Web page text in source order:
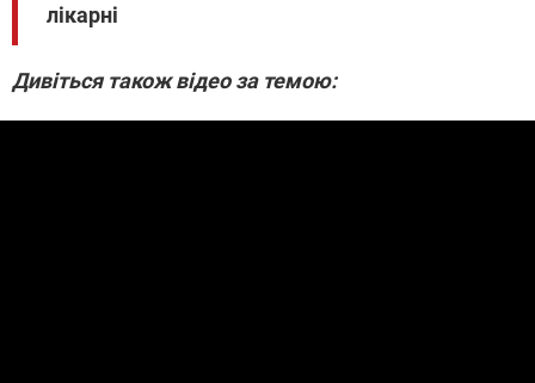
лікарні
Дивіться також відео за темою: